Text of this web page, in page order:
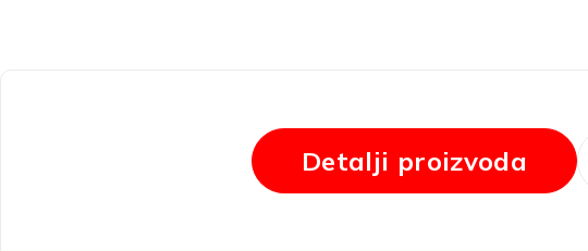
Detalji proizvoda